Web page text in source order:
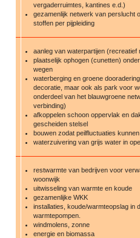
vergaderruimtes, kantines e.d.)
gezamenlijk netwerk van perslucht
stoffen per pijpleiding
aanleg van waterpartijen (recreatief
plaatselijk ophogen (cunetten)
wegen
waterberging en groene
decoratie, maar ook als park voor
onderdeel van het blauwgroene
verbinding)
afkoppelen schoon oppervlak en
gescheiden stelsel
bouwen zodat peilfluctuaties kunnen
waterzuivering van grijs water in
restwarmte van bedrijven voor
woonwijk
uitwisseling van warmte en koude
gezamenlijke WKK
installaties, koude/warmteopslag in
warmtepompen.
windmolens, zonne
energie en biomassa